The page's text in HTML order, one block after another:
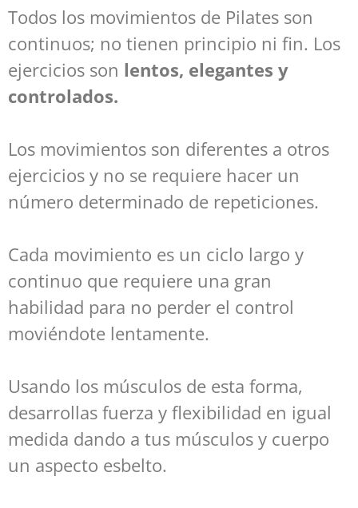
Todos los movimientos de Pilates son
continuos; no tienen principio ni fin. Los
ejercicios son lentos, elegantes y
controlados.
Los movimientos son diferentes a otros
ejercicios y no se requiere hacer un
número determinado de repeticiones.
Cada movimiento es un ciclo largo y
continuo que requiere una gran
habilidad para no perder el control
moviéndote lentamente.
Usando los músculos de esta forma,
desarrollas fuerza y flexibilidad en igual
medida dando a tus músculos y cuerpo
un aspecto esbelto.